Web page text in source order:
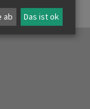
ab Das ist ok